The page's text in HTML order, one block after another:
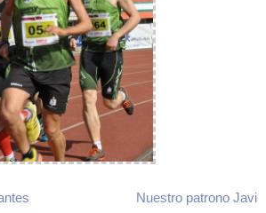
Nuestro patrono Javi